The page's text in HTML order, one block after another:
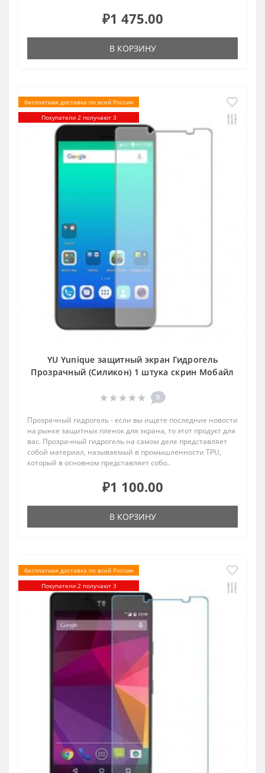
₽1 475.00
В КОРЗИНУ
бесплатная доставка по всей России
Покупатели 2 получают 3
YU Yunique защитный экран Гидрогель
Прозрачный (Силикон) 1 штука скрин Мобайл
0
Прозрачный гидрогель - если вы ищете последние новости
на рынке защитных пленок для экрана, то этот продукт для
вас. Прозрачный гидрогель на самом деле представляет
собой материал, называемый в промышленности TPU,
который в основном представляет собо..
₽1 100.00
В КОРЗИНУ
бесплатная доставка по всей России
Покупатели 2 получают 3